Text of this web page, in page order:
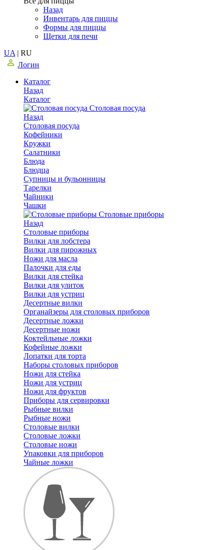
Назад
Инвентарь для пиццы
Формы для пиццы
Щетки для печи
UA | RU
Логин
Каталог
Назад
Каталог
Столовая посуда
Назад
Столовая посуда
Кофейники
Кружки
Салатники
Блюда
Блюдца
Супницы и бульонницы
Тарелки
Чайники
Чашки
Cтоловые приборы
Назад
Cтоловые приборы
Вилки для лобстера
Вилки для пирожных
Ножи для масла
Палочки для еды
Вилки для стейка
Вилки для улиток
Вилки для устриц
Десертные вилки
Органайзеры для столовых приборов
Десертные ложки
Десертные ножи
Коктейльные ложки
Кофейные ложки
Лопатки для торта
Наборы столовых приборов
Ножи для стейка
Ножи для устриц
Ножи для фруктов
Приборы для сервировки
Рыбные вилки
Рыбные ножи
Столовые вилки
Столовые ложки
Столовые ножи
Упаковки для приборов
Чайные ложки